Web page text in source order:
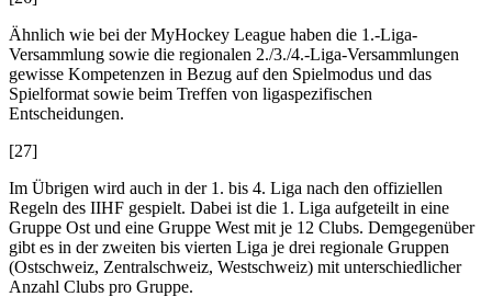
Ähnlich wie bei der MyHockey League haben die 1.-Liga-
Versammlung sowie die regionalen 2./3./4.-Liga-Versammlungen
gewisse Kompetenzen in Bezug auf den Spielmodus und das
Spielformat sowie beim Treffen von ligaspezifischen
Entscheidungen.
[27]
Im Übrigen wird auch in der 1. bis 4. Liga nach den offiziellen
Regeln des IIHF gespielt. Dabei ist die 1. Liga aufgeteilt in eine
Gruppe Ost und eine Gruppe West mit je 12 Clubs. Demgegenüber
gibt es in der zweiten bis vierten Liga je drei regionale Gruppen
(Ostschweiz, Zentralschweiz, Westschweiz) mit unterschiedlicher
Anzahl Clubs pro Gruppe.